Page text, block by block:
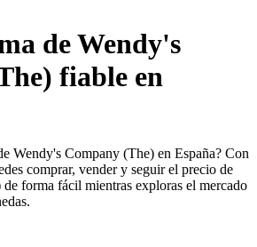
de Wendy's
fiable en
Wendy's Company (The) en España? Con
comprar, vender y seguir el precio de
forma fácil mientras exploras el mercado